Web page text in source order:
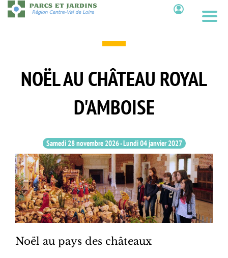
Aller
au
NOËL AU CHÂTEAU ROYAL
D'AMBOISE
Samedi 28 novembre 2026-Lundi 04 janvier 2027
Noël au pays des châteaux